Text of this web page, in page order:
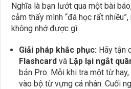
Nghĩa là bạn lướt qua một bài
cảm thấy mình “đã học rất
không nhớ được gì.
Giải pháp khắc phục: Hãy tận
Flashcard và Lặp lại ngắt
bản Pro. Mỗi khi tra một từ
vào bộ từ vựng cá nhân. Cuối